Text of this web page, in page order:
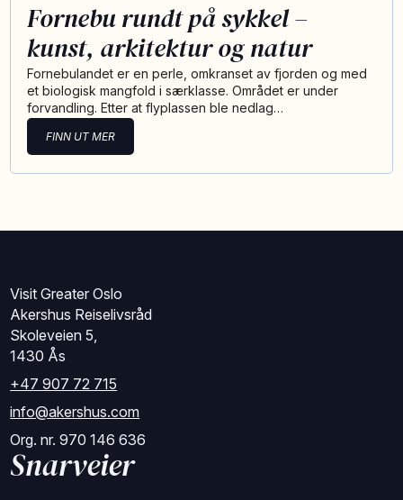
Fornebu rundt på sykkel –
kunst, arkitektur og natur
Fornebulandet er en perle, omkranset av fjorden og med
et biologisk mangfold i særklasse. Området er under
forvandling. Etter at flyplassen ble nedlag…
FINN UT MER
Visit Greater Oslo
Akershus Reiselivsråd
Skoleveien 5,
1430 Ås
+47 907 72 715
info@akershus.com
Org. nr. 970 146 636
Snarveier